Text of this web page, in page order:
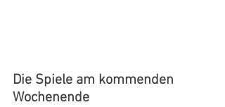
Die Spiele am kommenden
Wochenende